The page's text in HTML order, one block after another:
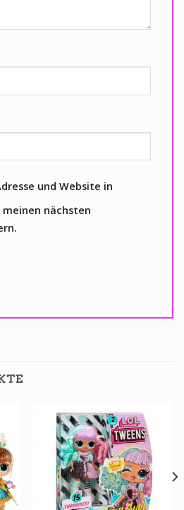
und Website in
nächsten